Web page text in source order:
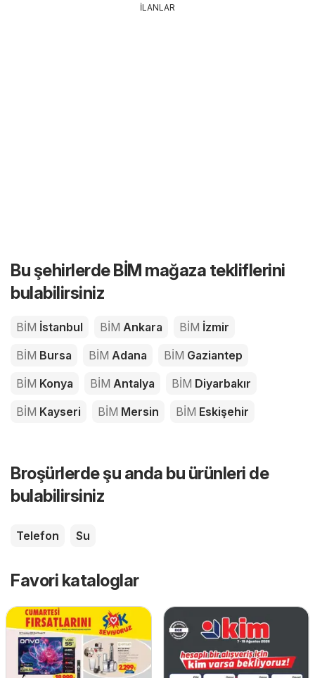
İLANLAR
Bu şehirlerde BİM mağaza tekliflerini
bulabilirsiniz
BİM İstanbul BİM Ankara BİM İzmir
BİM Bursa BİM Adana BİM Gaziantep
BİM Konya BİM Antalya BİM Diyarbakır
BİM Kayseri BİM Mersin BİM Eskişehir
Broşürlerde şu anda bu ürünleri de
bulabilirsiniz
Telefon Su
Favori kataloglar